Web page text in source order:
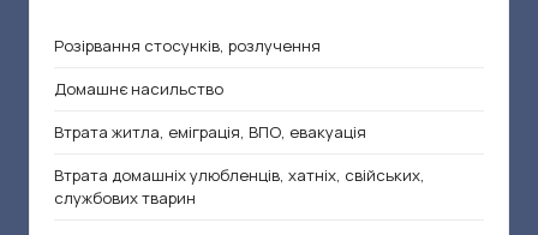
Розірвання стосунків, розлучення
Домашнє насильство
Втрата житла, еміграція, ВПО, евакуація
Втрата домашніх улюбленців, хатніх, свійських,
службових тварин